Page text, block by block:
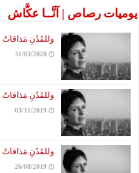
يوميات رصاص | آنَّــا عكَّاش
وللمُدُنِ مَذاقاتٌ
31/03/2020
وللمُدُنِ مَذاقاتٌ
03/11/2019
وللمُدُنِ مَذاقاتٌ
26/08/2019